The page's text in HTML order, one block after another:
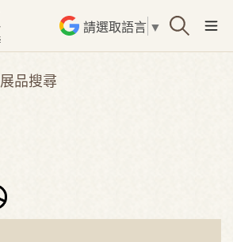
請選取語言 ▼
展品搜尋